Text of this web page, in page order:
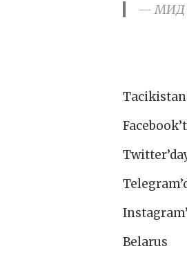
— МИД
Tacikistan
Belarus